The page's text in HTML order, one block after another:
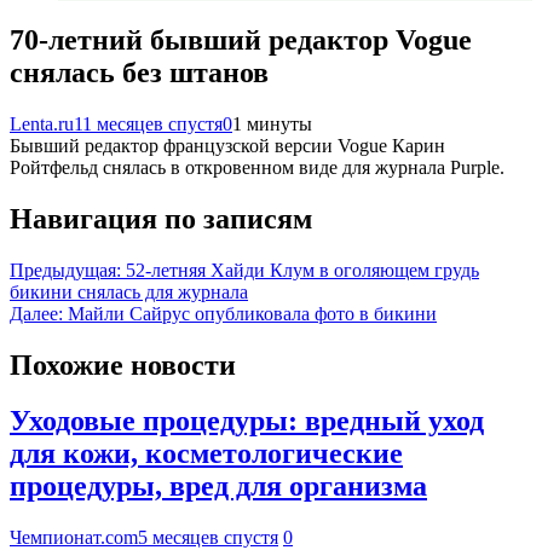
70-летний бывший редактор Vogue
снялась без штанов
Lenta.ru11 месяцев спустя01 минуты
Бывший редактор французской версии Vogue Карин
Ройтфельд снялась в откровенном виде для журнала Purple.
Навигация по записям
Предыдущая: 52-летняя Хайди Клум в оголяющем грудь
бикини снялась для журнала
Далее: Майли Сайрус опубликовала фото в бикини
Похожие новости
Уходовые процедуры: вредный уход
для кожи, косметологические
процедуры, вред для организма
Чемпионат.com5 месяцев спустя 0